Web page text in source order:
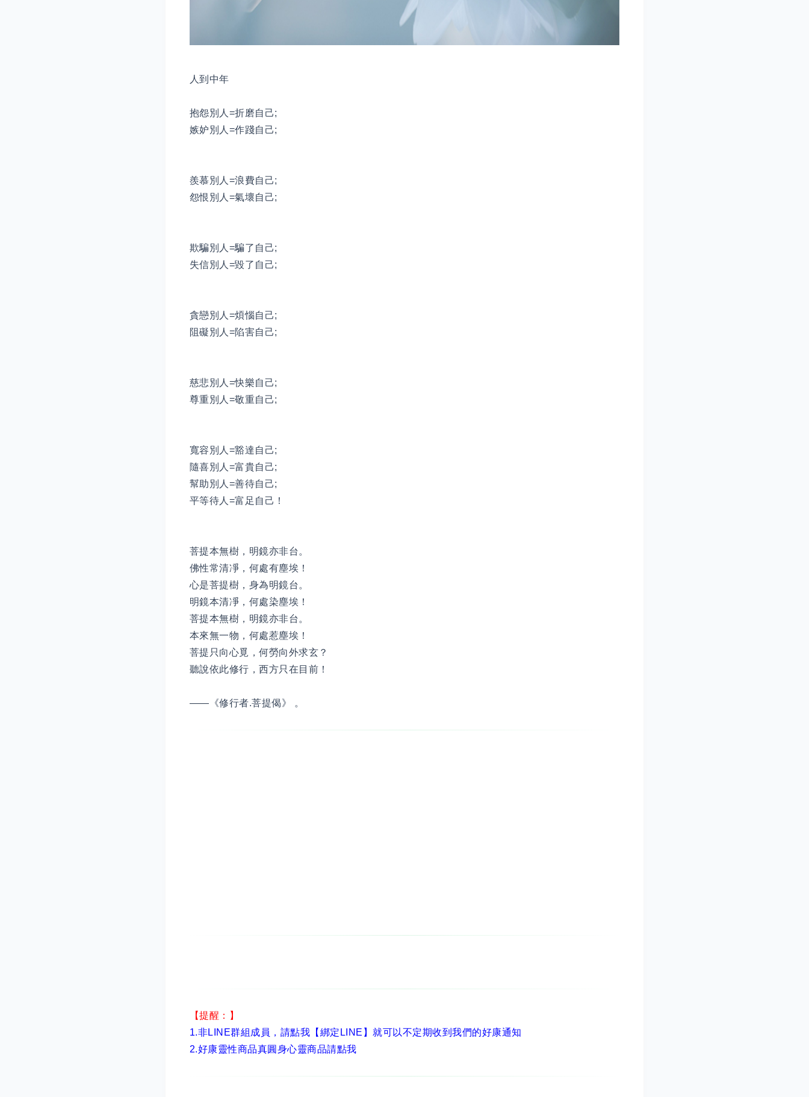
人到中年
抱怨別人=折磨自己;
嫉妒別人=作踐自己;
羨慕別人=浪費自己;
怨恨別人=氣壞自己;
欺騙別人=騙了自己;
失信別人=毀了自己;
貪戀別人=煩惱自己;
阻礙別人=陷害自己;
慈悲別人=快樂自己;
尊重別人=敬重自己;
寬容別人=豁達自己;
隨喜別人=富貴自己;
幫助別人=善待自己;
平等待人=富足自己！
菩提本無樹，明鏡亦非台。
佛性常清凈，何處有塵埃！
心是菩提樹，身為明鏡台。
明鏡本清凈，何處染塵埃！
菩提本無樹，明鏡亦非台。
本來無一物，何處惹塵埃！
菩提只向心覓，何勞向外求玄？
聽說依此修行，西方只在目前！
——《修行者.菩提偈》 。
【提醒：】
1.非LINE群組成員， 請點我【綁定LINE】 就可以不定期收到我們的好康通知
2.好康靈性商品真圓身心靈商品請點我